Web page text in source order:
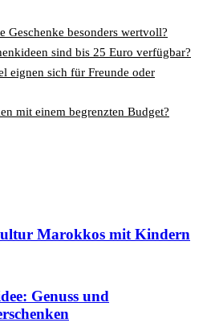
Geschenke besonders wertvoll?
sind bis 25 Euro verfügbar?
eignen sich für Freunde oder
mit einem begrenzten Budget?
Marokkos mit Kindern
Genuss und